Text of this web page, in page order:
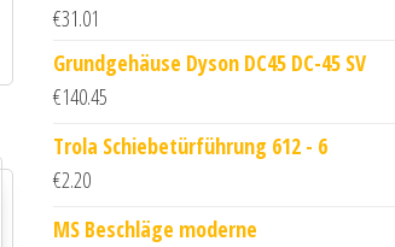
€31.01
Grundgehäuse Dyson DC45 DC-45 SV
€140.45
Trola Schiebetürführung 612 - 6
€2.20
MS Beschläge moderne